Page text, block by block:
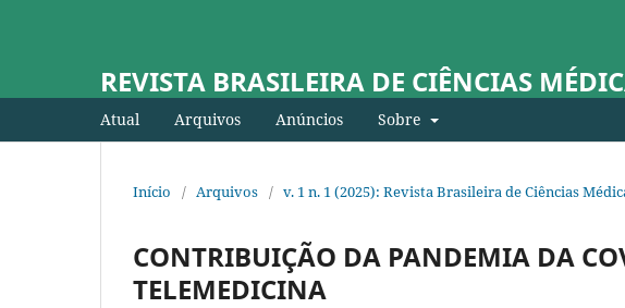
REVISTA BRASILEIRA DE CIÊNCIAS
Atual Arquivos Anúncios Sobre
Início / Arquivos / v. 1 n. 1 (2025): Revista Brasileira de Ciências
CONTRIBUIÇÃO DA PANDEMIA DA
TELEMEDICINA